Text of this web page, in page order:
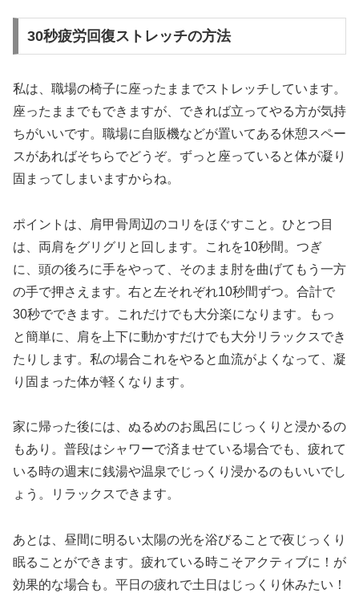
30秒疲労回復ストレッチの方法
私は、職場の椅子に座ったままでストレッチしています。
座ったままでもできますが、できれば立ってやる方が気持
ちがいいです。職場に自販機などが置いてある休憩スペー
スがあればそちらでどうぞ。ずっと座っていると体が凝り
固まってしまいますからね。
ポイントは、肩甲骨周辺のコリをほぐすこと。ひとつ目
は、両肩をグリグリと回します。これを10秒間。つぎ
に、頭の後ろに手をやって、そのまま肘を曲げてもう一方
の手で押さえます。右と左それぞれ10秒間ずつ。合計で
30秒でできます。これだけでも大分楽になります。もっ
と簡単に、肩を上下に動かすだけでも大分リラックスでき
たりします。私の場合これをやると血流がよくなって、凝
り固まった体が軽くなります。
家に帰った後には、ぬるめのお風呂にじっくりと浸かるの
もあり。普段はシャワーで済ませている場合でも、疲れて
いる時の週末に銭湯や温泉でじっくり浸かるのもいいでし
ょう。リラックスできます。
あとは、昼間に明るい太陽の光を浴びることで夜じっくり
眠ることができます。疲れている時こそアクティブに！が
効果的な場合も。平日の疲れで土日はじっくり休みたい！